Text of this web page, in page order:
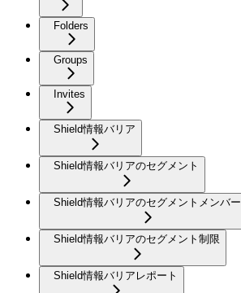
Folders
Groups
Invites
Shield情報バリア
Shield情報バリアのセグメント
Shield情報バリアのセグメントメンバー
Shield情報バリアのセグメント制限
Shield情報バリアレポート